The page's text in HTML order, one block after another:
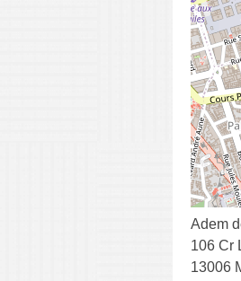
Adem
106 Cr
13006